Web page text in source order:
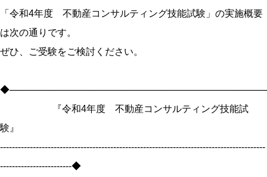
「令和4年度 不動産コンサルティング技能試験」の実施概要
は次の通りです。
ぜひ、ご受験をご検討ください。
『令和4年度 不動産コンサルティング技能試
験』
-----------------------------------------------------------------------------------------
------------------------◆